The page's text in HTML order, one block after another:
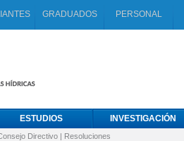
GRADUADOS PERSONAL
ESTUDIOS INVESTIGACIÓN
Directivo | Resoluciones